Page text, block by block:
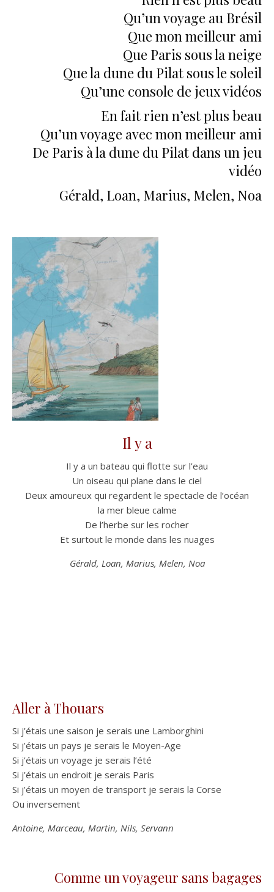
Qu’un voyage au Brésil
Que mon meilleur ami
Que Paris sous la neige
Que la dune du Pilat sous le soleil
Qu’une console de jeux vidéos
En fait rien n’est plus beau
Qu’un voyage avec mon meilleur ami
De Paris à la dune du Pilat dans un jeu
vidéo
Gérald, Loan, Marius, Melen, Noa
Il y a
Il y a un bateau qui flotte sur l’eau
Un oiseau qui plane dans le ciel
Deux amoureux qui regardent le spectacle de l’océan
la mer bleue calme
De l’herbe sur les rocher
Et surtout le monde dans les nuages
Gérald, Loan, Marius, Melen, Noa
Aller à Thouars
Si j’étais une saison je serais une Lamborghini
Si j’étais un pays je serais le Moyen-Age
Si j’étais un voyage je serais l’été
Si j’étais un endroit je serais Paris
Si j’étais un moyen de transport je serais la Corse
Ou inversement
Antoine, Marceau, Martin, Nils, Servann
Comme un voyageur sans bagages